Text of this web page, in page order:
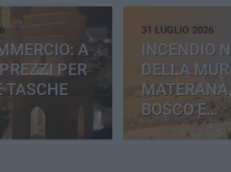
A
PER
TASCHE
31 LUGLIO 2026
INCENDIO
DELLA
BOSCO E